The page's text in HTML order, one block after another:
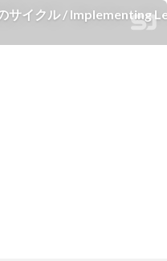
サイクル / Implementing